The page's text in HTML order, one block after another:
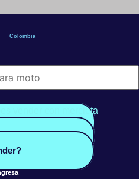
Colombia
vender con mercleta